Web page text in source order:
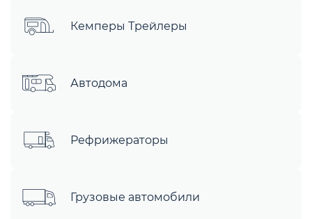
Кемперы Трейлеры
Автодома
Рефрижераторы
Грузовые автомобили